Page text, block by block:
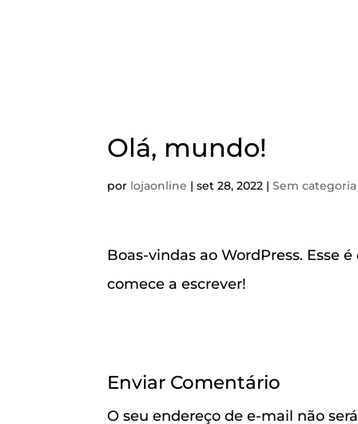
Olá, mundo!
por lojaonline |set 28, 2022 |Sem categoria
Boas-vindas ao WordPress. Esse
comece a escrever!
Enviar Comentário
O seu endereço de e-mail não